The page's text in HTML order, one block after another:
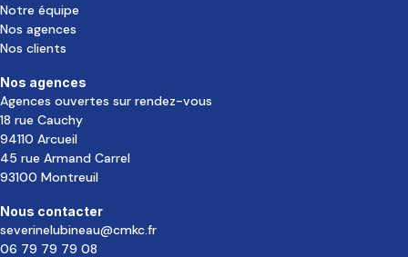
Notre équipe
Nos agences
Nos clients
Nos agences
Agences ouvertes sur rendez-vous
18 rue Cauchy
94110 Arcueil
45 rue Armand Carrel
93100 Montreuil
Nous contacter
severinelubineau@cmkc.fr
06 79 79 79 08